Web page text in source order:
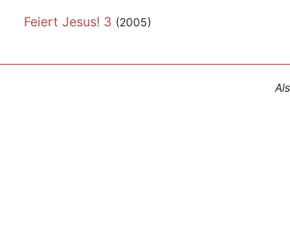
Feiert Jesus! 3 (2005)